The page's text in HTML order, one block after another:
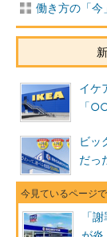
働き方の「今
イケ
「
ビッ
だっ
「